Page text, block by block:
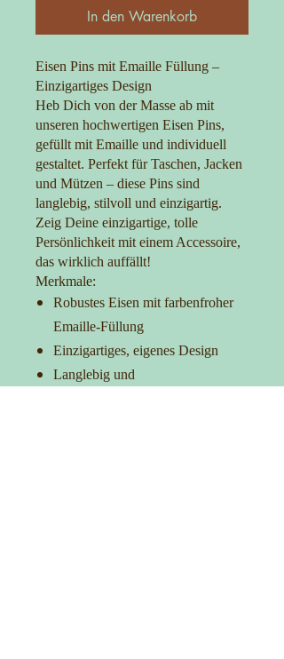
In den Warenkorb
Eisen Pins mit Emaille Füllung –
Einzigartiges Design
Heb Dich von der Masse ab mit
unseren hochwertigen Eisen Pins,
gefüllt mit Emaille und individuell
gestaltet. Perfekt für Taschen, Jacken
und Mützen – diese Pins sind
langlebig, stilvoll und einzigartig.
Zeig Deine einzigartige, tolle
Persönlichkeit mit einem Accessoire,
das wirklich auffällt!
Merkmale:
Robustes Eisen mit farbenfroher
Emaille-Füllung
Einzigartiges, eigenes Design
Langlebig und